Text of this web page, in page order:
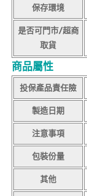
保存環境
是否可門市/超商
取貨
商品屬性
投保產品責任險
製造日期
注意事項
包裝份量
其他